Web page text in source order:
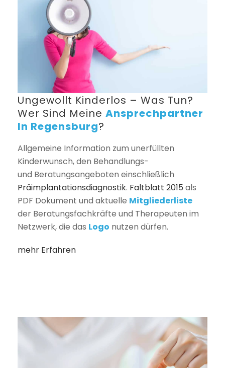
Ungewollt Kinderlos – Was Tun?
Wer Sind Meine Ansprechpartner
In Regensburg?
Allgemeine Information zum unerfüllten
Kinderwunsch, den Behandlungs-
und Beratungsangeboten einschließlich
Präimplantationsdiagnostik. Faltblatt 2015 als
PDF Dokument und aktuelle Mitgliederliste
der Beratungsfachkräfte und Therapeuten im
Netzwerk, die das Logo nutzen dürfen.
mehr Erfahren